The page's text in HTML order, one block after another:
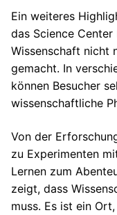
Ein weiteres
das Science
Wissenschaft nicht
gemacht. In
können Besucher
wissenschaftliche
Von der
zu Experimenten
Lernen zum
zeigt, dass
muss. Es ist ein